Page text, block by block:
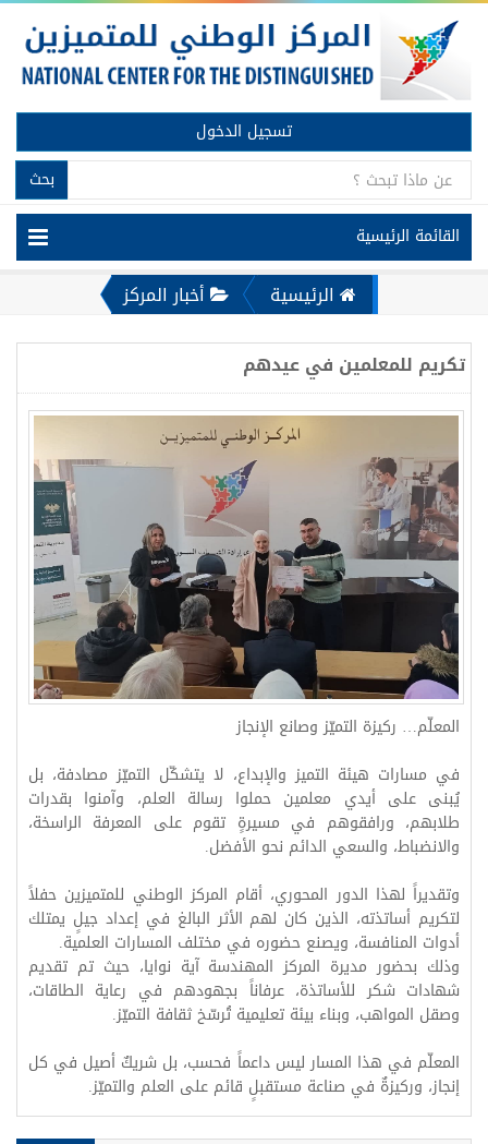
تسجيل الدخول
بحث
القائمة الرئيسية
الرئيسية أخبار المركز
تكريم للمعلمين في عيدهم
المعلّم… ركيزة التميّز وصانع الإنجاز
في مسارات هيئة التميز والإبداع، لا يتشكّل التميّز مصادفة، بل
يُبنى على أيدي معلمين حملوا رسالة العلم، وآمنوا بقدرات
طلابهم، ورافقوهم في مسيرةٍ تقوم على المعرفة الراسخة،
والانضباط، والسعي الدائم نحو الأفضل.
وتقديراً لهذا الدور المحوري، أقام المركز الوطني للمتميزين حفلاً
لتكريم أساتذته، الذين كان لهم الأثر البالغ في إعداد جيلٍ يمتلك
أدوات المنافسة، ويصنع حضوره في مختلف المسارات العلمية.
وذلك بحضور مديرة المركز المهندسة آية نوايا، حيث تم تقديم
شهادات شكر للأساتذة، عرفاناً بجهودهم في رعاية الطاقات،
وصقل المواهب، وبناء بيئة تعليمية تُرسّخ ثقافة التميّز.
المعلّم في هذا المسار ليس داعماً فحسب، بل شريكٌ أصيل في كل
إنجاز، وركيزةٌ في صناعة مستقبلٍ قائم على العلم والتميّز.